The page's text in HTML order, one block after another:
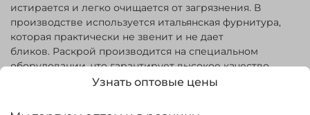
истирается и легко очищается от загрязнения. В
производстве используется итальянская фурнитура,
которая практически не звенит и не дает
бликов. Раскрой производится на специальном
оборудовании, что гарантирует высокое качество
Узнать оптовые цены